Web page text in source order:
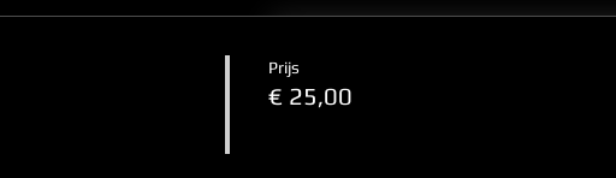
Prijs
€ 25,00